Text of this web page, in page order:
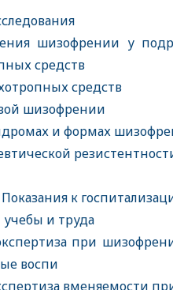
шизофрении у
средств
средств
шизофрении
и формах
к
и труда
при
воспи
вменяемости